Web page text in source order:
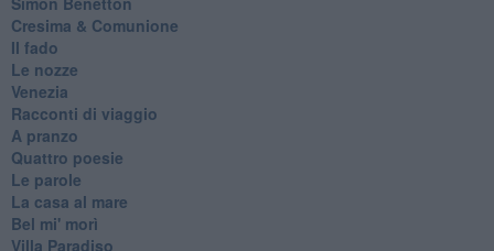
Cresima & Comunione
Il fado
Le nozze
Venezia
Racconti di viaggio
A pranzo
Quattro poesie
Le parole
La casa al mare
Bel mi' morì
Villa Paradiso